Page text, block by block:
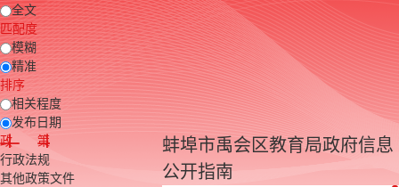
全文
匹配度
模糊
精准
排序
相关程度
发布日期
政 策
行政法规
其他政策文件
蚌埠市禹会区教育局政府信息
公开指南